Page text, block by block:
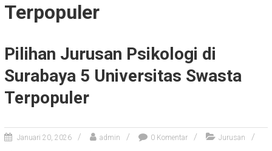
Terpopuler
Pilihan Jurusan Psikologi di
Surabaya 5 Universitas Swasta
Terpopuler
Januari 20, 2026 admin 0 Komentar Jurusan